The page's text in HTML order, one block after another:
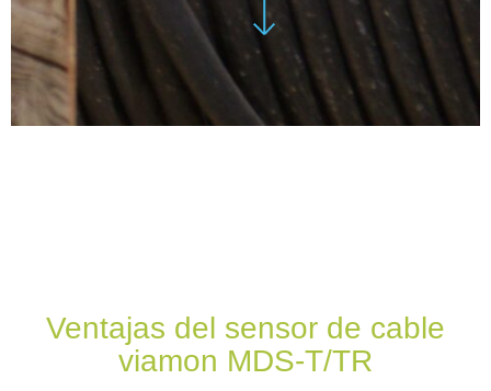
Ventajas del sensor de cable
viamon MDS-T/TR